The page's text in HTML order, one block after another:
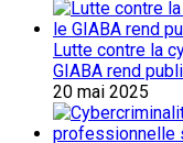
Lutte contre la
GIABA rend
20 mai 2025